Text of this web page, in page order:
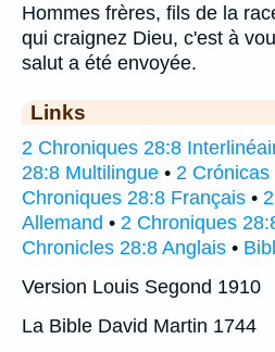
Hommes frères, fils de la
qui craignez Dieu, c'est à
salut a été envoyée.
Links
2 Chroniques 28:8
28:8 Multilingue • 2
Chroniques 28:8 Français •
Allemand • 2 Chroniques
Chronicles 28:8 Anglais •
Version Louis Segond 1910
La Bible David Martin 1744